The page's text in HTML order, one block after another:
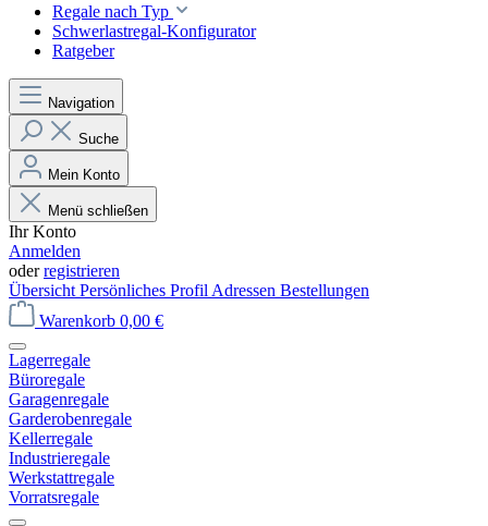
Regale nach Typ
Schwerlastregal-Konfigurator
Ratgeber
Navigation
Suche
Mein Konto
Menü schließen
Ihr Konto
Anmelden
oderregistrieren
Übersicht Persönliches Profil Adressen Bestellungen
Warenkorb 0,00 €
Lagerregale
Büroregale
Garagenregale
Garderobenregale
Kellerregale
Industrieregale
Werkstattregale
Vorratsregale